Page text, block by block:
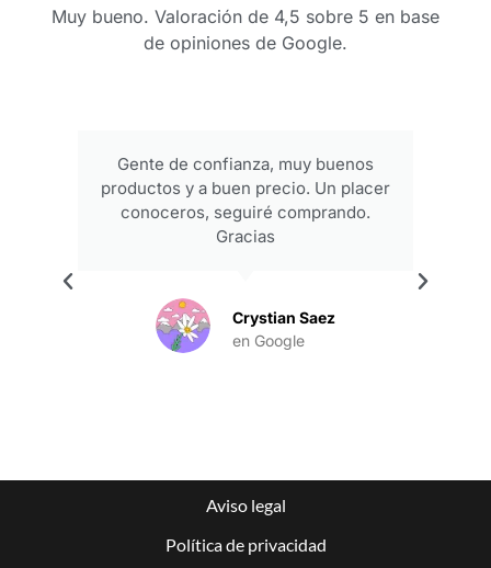
Muy bueno. Valoración de 4,5 sobre 5 en base
de opiniones de Google.
Gente de confianza, muy buenos
productos y a buen precio. Un placer
conoceros, seguiré comprando.
Gracias
Crystian Saez
en Google
Aviso legal
Política de privacidad